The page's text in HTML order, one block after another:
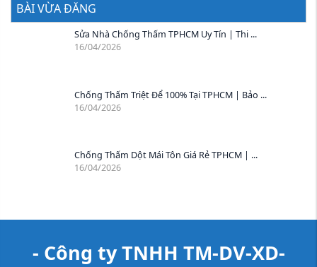
BÀI VỪA ĐĂNG
Sửa Nhà Chống Thấm TPHCM Uy Tín | Thi ...
16/04/2026
Chống Thấm Triệt Để 100% Tại TPHCM | Bảo ...
16/04/2026
Chống Thấm Dột Mái Tôn Giá Rẻ TPHCM | ...
16/04/2026
- Công ty TNHH TM-DV-XD-